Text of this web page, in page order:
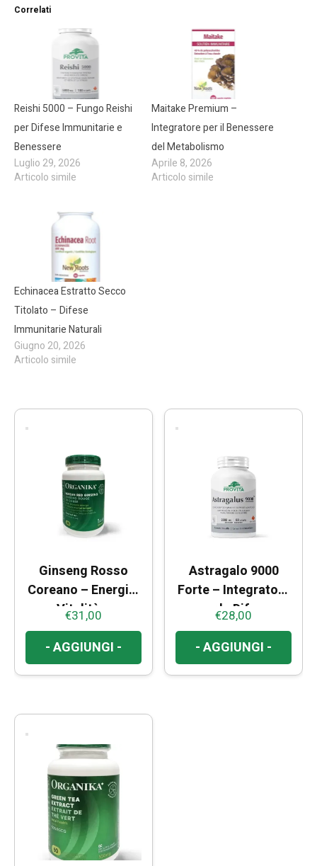
Correlati
Reishi 5000 – Fungo Reishi
per Difese Immunitarie e
Benessere
Luglio 29, 2026
Articolo simile
Maitake Premium –
Integratore per il Benessere
del Metabolismo
Aprile 8, 2026
Articolo simile
Echinacea Estratto Secco
Titolato – Difese
Immunitarie Naturali
Giugno 20, 2026
Articolo simile
Ginseng Rosso
Coreano – Energia,
Vitalità e
Prestazioni Mentali
€31,00
- AGGIUNGI -
Astragalo 9000
Forte – Integratore
per le Difese
Immunitarie
€28,00
- AGGIUNGI -